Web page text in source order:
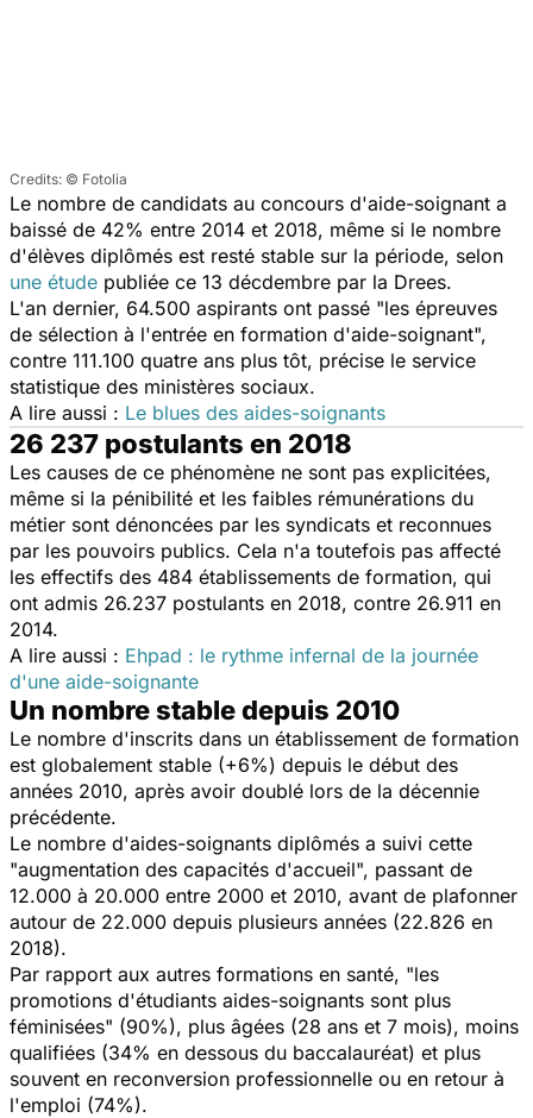
© Fotolia
Le nombre de candidats au concours d'aide-soignant a
baissé de 42% entre 2014 et 2018, même si le nombre
d'élèves diplômés est resté stable sur la période, selon
une étude publiée ce 13 décdembre par la Drees.
L'an dernier, 64.500 aspirants ont passé "les épreuves
de sélection à l'entrée en formation d'aide-soignant",
contre 111.100 quatre ans plus tôt, précise le service
statistique des ministères sociaux.
A lire aussi : Le blues des aides-soignants
26 237 postulants en 2018
Les causes de ce phénomène ne sont pas explicitées,
même si la pénibilité et les faibles rémunérations du
métier sont dénoncées par les syndicats et reconnues
par les pouvoirs publics. Cela n'a toutefois pas affecté
les effectifs des 484 établissements de formation, qui
ont admis 26.237 postulants en 2018, contre 26.911 en
2014.
A lire aussi : Ehpad : le rythme infernal de la journée
d'une aide-soignante
Un nombre stable depuis 2010
Le nombre d'inscrits dans un établissement de formation
est globalement stable (+6%) depuis le début des
années 2010, après avoir doublé lors de la décennie
précédente.
Le nombre d'aides-soignants diplômés a suivi cette
"augmentation des capacités d'accueil", passant de
12.000 à 20.000 entre 2000 et 2010, avant de plafonner
autour de 22.000 depuis plusieurs années (22.826 en
2018).
Par rapport aux autres formations en santé, "les
promotions d'étudiants aides-soignants sont plus
féminisées" (90%), plus âgées (28 ans et 7 mois), moins
qualifiées (34% en dessous du baccalauréat) et plus
souvent en reconversion professionnelle ou en retour à
l'emploi (74%).